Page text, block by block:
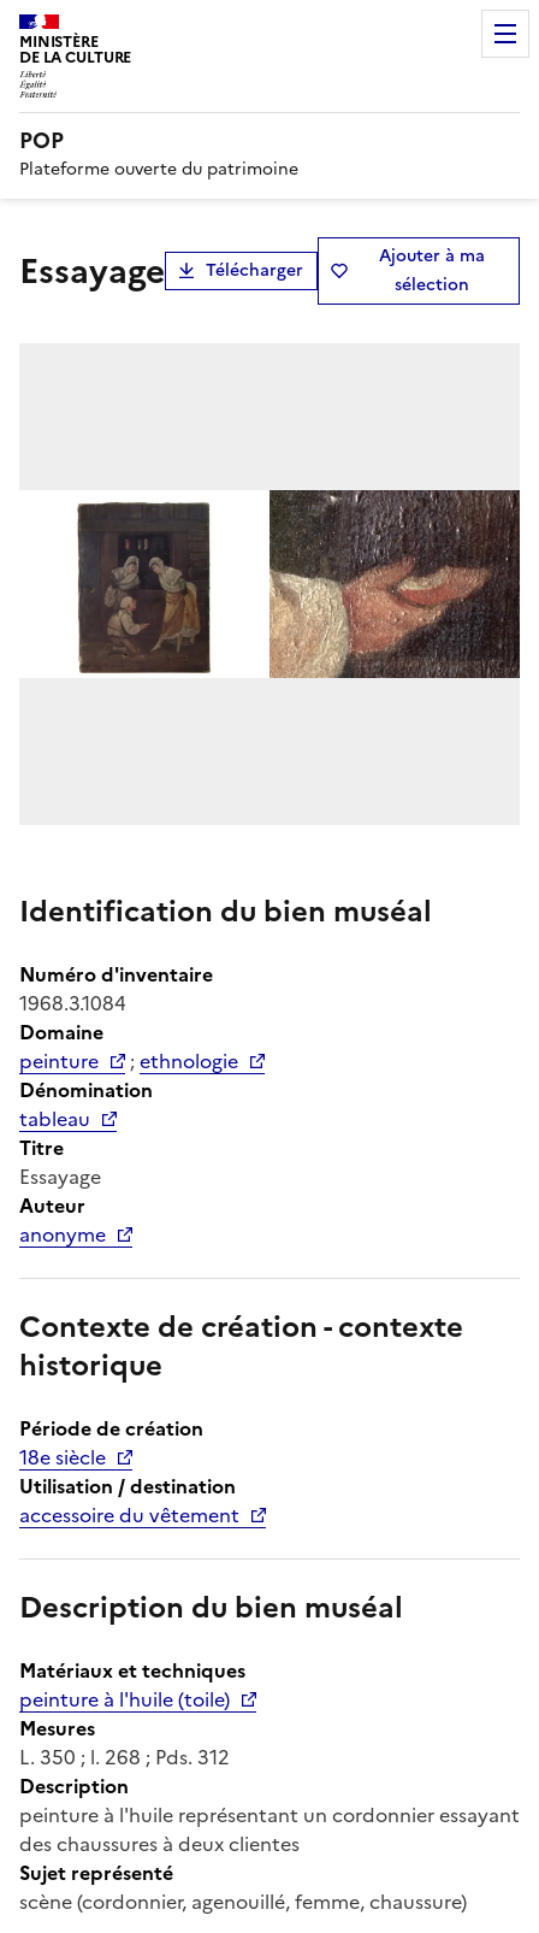
MINISTÈRE
DE LA CULTURE
POP
Plateforme ouverte du patrimoine
Essayage Télécharger
Ajouter à ma
sélection
Identification du bien muséal
Numéro d'inventaire
1968.3.1084
Domaine
peinture
;ethnologie
Dénomination
tableau
Titre
Essayage
Auteur
anonyme
Contexte de création - contexte
historique
Période de création
18e siècle
Utilisation / destination
accessoire du vêtement
Description du bien muséal
Matériaux et techniques
peinture à l'huile (toile)
Mesures
L. 350 ; l. 268 ; Pds. 312
Description
peinture à l'huile représentant un cordonnier essayant
des chaussures à deux clientes
Sujet représenté
scène (cordonnier, agenouillé, femme, chaussure)